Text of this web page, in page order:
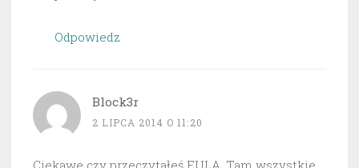
Odpowiedz
Block3r
2 LIPCA 2014 O 11:20